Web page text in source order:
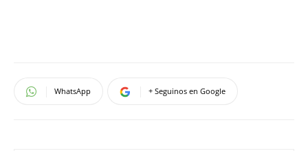
WhatsApp + Seguinos en Google